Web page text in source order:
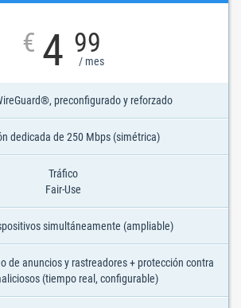
€ 4 99
/ mes
preconfigurado y reforzado
dedicada de 250 Mbps (simétrica)
Tráfico
Fair-Use
simultáneamente (ampliable)
de anuncios y rastreadores + protección contra
(tiempo real, configurable)